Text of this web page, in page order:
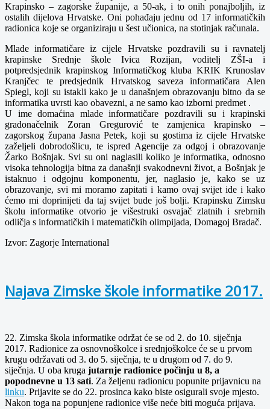
Krapinsko – zagorske županije, a 50-ak, i to onih ponajboljih, iz
ostalih dijelova Hrvatske. Oni pohađaju jednu od 17 informatičkih
radionica koje se organiziraju u šest učionica, na stotinjak računala.
Mlade informatičare iz cijele Hrvatske pozdravili su i ravnatelj
krapinske Srednje škole Ivica Rozijan, voditelj ZŠI-a i
potpredsjednik krapinskog Informatičkog kluba KRIK Krunoslav
Kranjčec te predsjednik Hrvatskog saveza informatičara Alen
Spiegl, koji su istakli kako je u današnjem obrazovanju bitno da se
informatika uvrsti kao obavezni, a ne samo kao izborni predmet .
U ime domaćina mlade informatičare pozdravili su i krapinski
gradonačelnik Zoran Gregurović te zamjenica krapinsko –
zagorskog župana Jasna Petek, koji su gostima iz cijele Hrvatske
zaželjeli dobrodošlicu, te ispred Agencije za odgoj i obrazovanje
Žarko Bošnjak. Svi su oni naglasili koliko je informatika, odnosno
visoka tehnologija bitna za današnji svakodnevni život, a Bošnjak je
istaknuo i odgojnu komponentu, jer, naglasio je, kako se uz
obrazovanje, svi mi moramo zapitati i kamo ovaj svijet ide i kako
ćemo mi doprinijeti da taj svijet bude još bolji. Krapinsku Zimsku
školu informatike otvorio je višestruki osvajač zlatnih i srebrnih
odličja s informatičkih i matematičkih olimpijada, Domagoj Bradač.
Izvor: Zagorje International
Najava Zimske škole informatike 2017.
22. Zimska škola informatike održat će se od 2. do 10. siječnja
2017. Radionice za osnovnoškolce i srednjoškolce će se u prvom
krugu održavati od 3. do 5. siječnja, te u drugom od 7. do 9.
siječnja. U oba kruga jutarnje radionice počinju u 8, a
popodnevne u 13 sati. Za željenu radionicu popunite prijavnicu na
linku. Prijavite se do 22. prosinca kako biste osigurali svoje mjesto.
Nakon toga na popunjene radionice više neće biti moguća prijava.